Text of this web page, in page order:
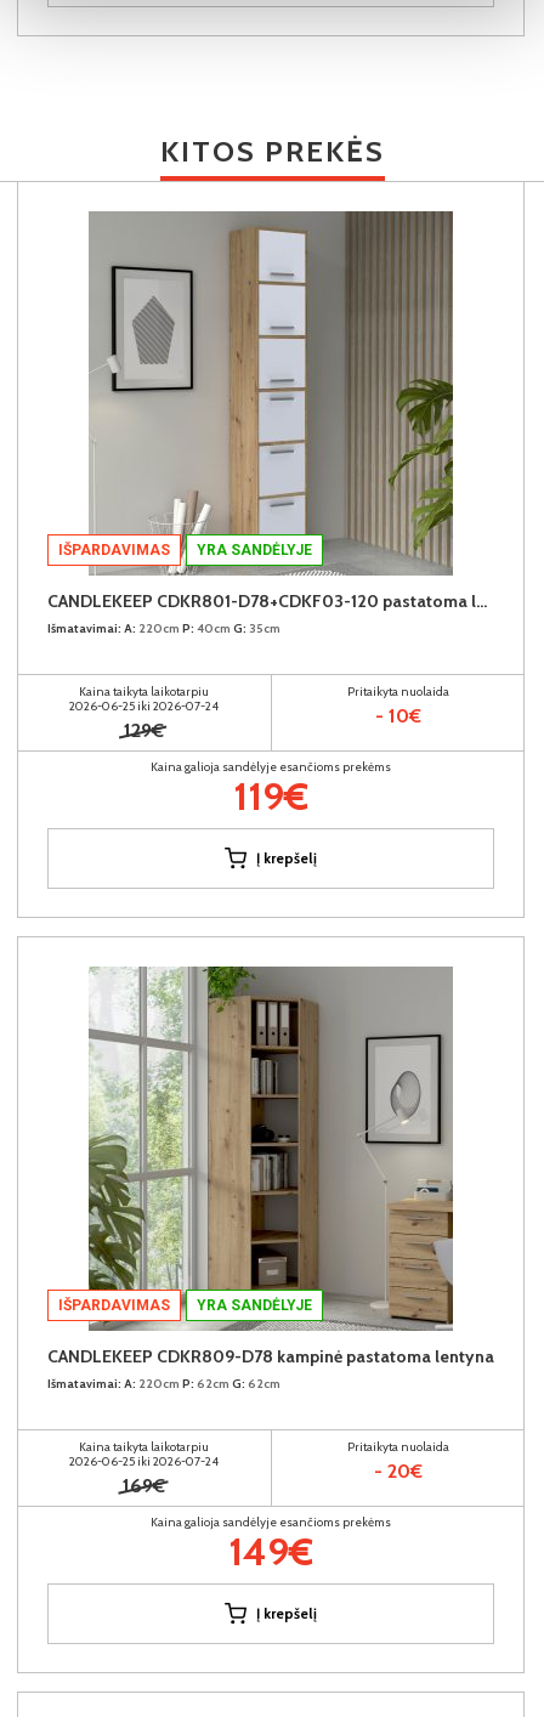
KITOS PREKĖS
IŠPARDAVIMAS YRA SANDĖLYJE
CANDLEKEEP CDKR801-D78+CDKF03-120 pastatoma lentyna su durimis (6vnt.)
Išmatavimai: A: 220cm P: 40cm G: 35cm
Kaina taikyta laikotarpiu
2026-06-25 iki 2026-07-24
129€
Pritaikyta nuolaida
- 10€
Kaina galioja sandėlyje esančioms prekėms
119€
Į krepšelį
IŠPARDAVIMAS YRA SANDĖLYJE
CANDLEKEEP CDKR809-D78 kampinė pastatoma lentyna
Išmatavimai: A: 220cm P: 62cm G: 62cm
Kaina taikyta laikotarpiu
2026-06-25 iki 2026-07-24
169€
Pritaikyta nuolaida
- 20€
Kaina galioja sandėlyje esančioms prekėms
149€
Į krepšelį